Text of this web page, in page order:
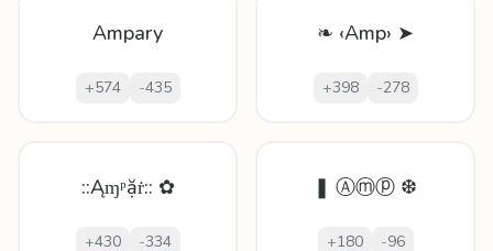
Ampary
+574 -435
❧ ‹Amp› ➤
+398 -278
::Ąɱᵖặṙ:: ✿
+430 -334
❚ Ⓐⓜⓟ ❆
+180 -96